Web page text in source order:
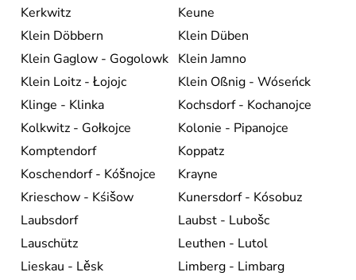
Kerkwitz
Keune
Klein Döbbern
Klein Düben
Klein Gaglow - Gogolowk Klein Jamno
Klein Loitz - Łojojc
Klein Oßnig - Wóseńck
Klinge - Klinka
Kochsdorf - Kochanojce
Kolkwitz - Gołkojce
Kolonie - Pipanojce
Komptendorf
Koppatz
Koschendorf - Kóšnojce
Krayne
Krieschow - Kśišow
Kunersdorf - Kósobuz
Laubsdorf
Laubst - Lubošc
Lauschütz
Leuthen - Lutol
Lieskau - Lěsk
Limberg - Limbarg